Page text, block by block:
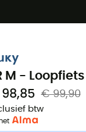
M - Loopfiets
€ 99,90
btw